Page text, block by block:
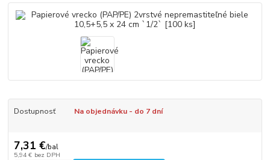
Dostupnosť Na objednávku - do 7 dní
7,31 €/bal
5,94 € bez DPH